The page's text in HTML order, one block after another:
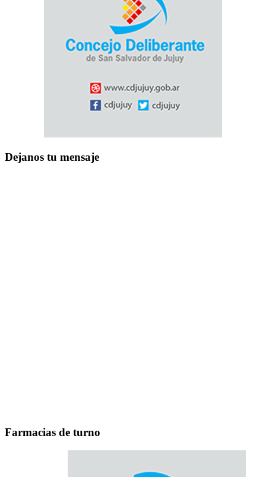
Dejanos tu mensaje
Farmacias de turno